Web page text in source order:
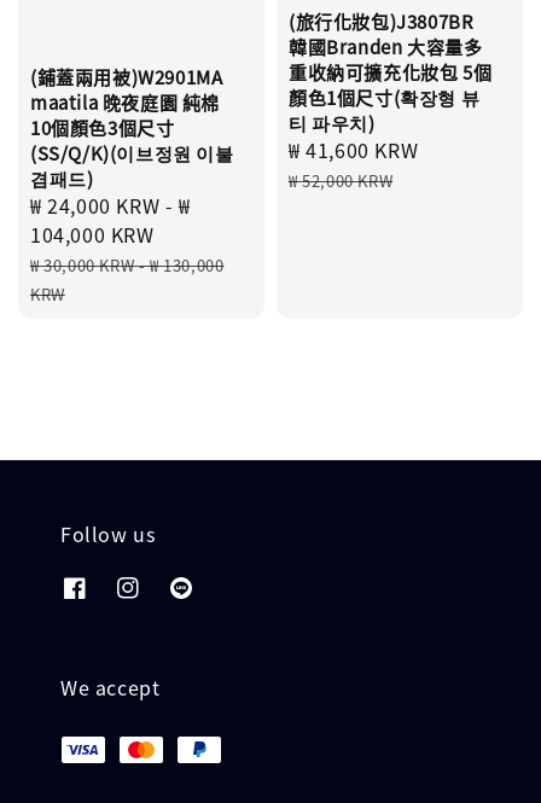
(鋪蓋兩用被)W2901MA
maatila 晚夜庭園 純棉
10個顏色3個尺寸
(SS/Q/K)(이브정원 이불
겸패드)
Sale
price
₩ 24,000 KRW -₩
104,000 KRW
Regular
price
₩ 30,000 KRW-₩ 130,000
KRW
(旅行化妝包)J3807BR
韓國Branden 大容量多
重收納可擴充化妝包 5個
顏色1個尺寸(확장형 뷰
티 파우치)
Sale
price
₩ 41,600 KRW
₩ 52,000 KRW
Follow us
We accept